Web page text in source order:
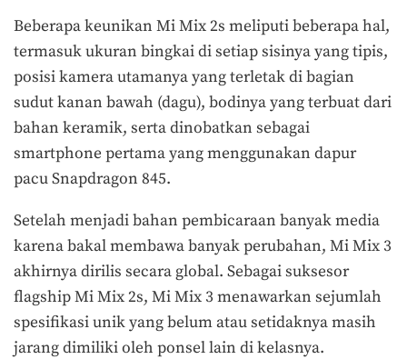
Beberapa keunikan Mi Mix 2s meliputi beberapa hal,
termasuk ukuran bingkai di setiap sisinya yang tipis,
posisi kamera utamanya yang terletak di bagian
sudut kanan bawah (dagu), bodinya yang terbuat dari
bahan keramik, serta dinobatkan sebagai
smartphone pertama yang menggunakan dapur
pacu Snapdragon 845.
Setelah menjadi bahan pembicaraan banyak media
karena bakal membawa banyak perubahan, Mi Mix 3
akhirnya dirilis secara global. Sebagai suksesor
flagship Mi Mix 2s, Mi Mix 3 menawarkan sejumlah
spesifikasi unik yang belum atau setidaknya masih
jarang dimiliki oleh ponsel lain di kelasnya.